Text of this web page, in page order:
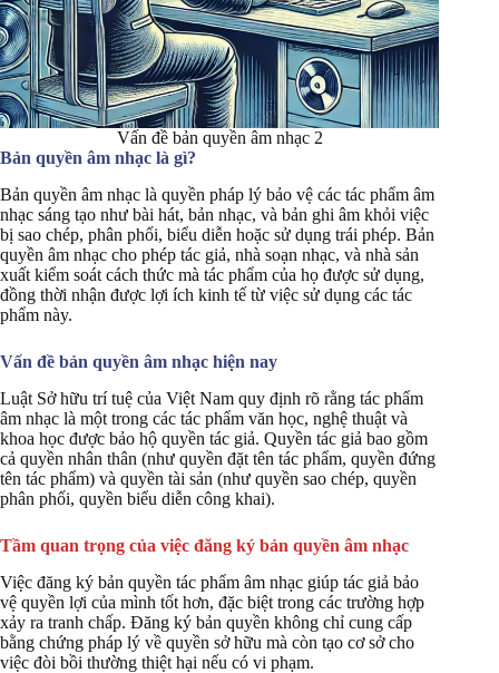
Vấn đề bản quyền âm nhạc 2
Bản quyền âm nhạc là gì?
Bản quyền âm nhạc là quyền pháp lý bảo vệ các tác phẩm âm
nhạc sáng tạo như bài hát, bản nhạc, và bản ghi âm khỏi việc
bị sao chép, phân phối, biểu diễn hoặc sử dụng trái phép. Bản
quyền âm nhạc cho phép tác giả, nhà soạn nhạc, và nhà sản
xuất kiểm soát cách thức mà tác phẩm của họ được sử dụng,
đồng thời nhận được lợi ích kinh tế từ việc sử dụng các tác
phẩm này.
Vấn đề bản quyền âm nhạc hiện nay
Luật Sở hữu trí tuệ của Việt Nam quy định rõ rằng tác phẩm
âm nhạc là một trong các tác phẩm văn học, nghệ thuật và
khoa học được bảo hộ quyền tác giả. Quyền tác giả bao gồm
cả quyền nhân thân (như quyền đặt tên tác phẩm, quyền đứng
tên tác phẩm) và quyền tài sản (như quyền sao chép, quyền
phân phối, quyền biểu diễn công khai).
Tầm quan trọng của việc đăng ký bản quyền âm nhạc
Việc đăng ký bản quyền tác phẩm âm nhạc giúp tác giả bảo
vệ quyền lợi của mình tốt hơn, đặc biệt trong các trường hợp
xảy ra tranh chấp. Đăng ký bản quyền không chỉ cung cấp
bằng chứng pháp lý về quyền sở hữu mà còn tạo cơ sở cho
việc đòi bồi thường thiệt hại nếu có vi phạm.